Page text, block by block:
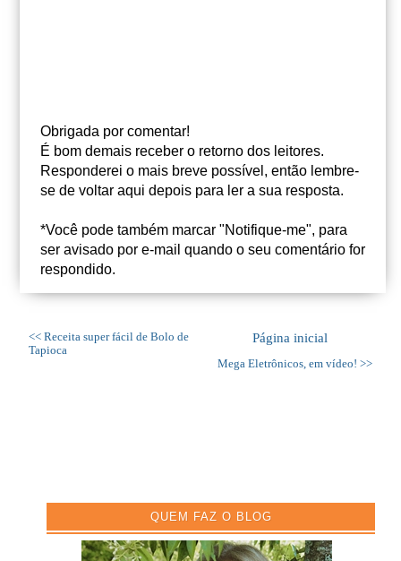
Obrigada por comentar!
É bom demais receber o retorno dos leitores.
Responderei o mais breve possível, então lembre-
se de voltar aqui depois para ler a sua resposta.
*Você pode também marcar "Notifique-me", para
ser avisado por e-mail quando o seu comentário for
respondido.
<< Receita super fácil de Bolo de
Tapioca
Mega Eletrônicos, em vídeo! >>
Página inicial
QUEM FAZ O BLOG